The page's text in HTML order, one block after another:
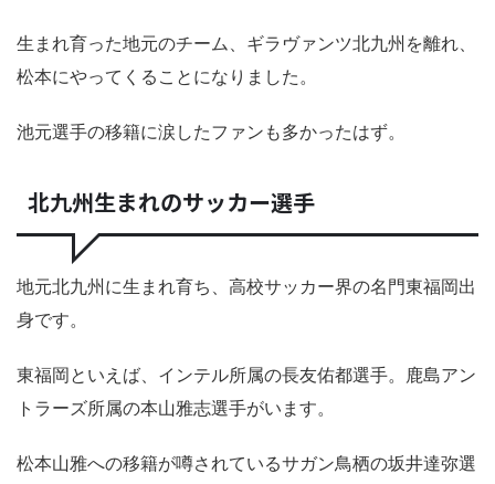
生まれ育った地元のチーム、ギラヴァンツ北九州を離れ、
松本にやってくることになりました。
池元選手の移籍に涙したファンも多かったはず。
北九州生まれのサッカー選手
地元北九州に生まれ育ち、高校サッカー界の名門東福岡出
身です。
東福岡といえば、インテル所属の長友佑都選手。鹿島アン
トラーズ所属の本山雅志選手がいます。
松本山雅への移籍が噂されているサガン鳥栖の坂井達弥選